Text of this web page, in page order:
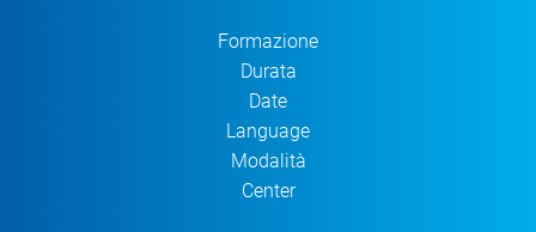
Formazione
Durata
Date
Language
Modalità
Center